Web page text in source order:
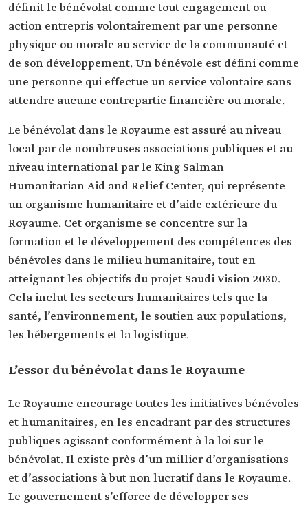
définit le bénévolat comme tout engagement ou
action entrepris volontairement par une personne
physique ou morale au service de la communauté et
de son développement. Un bénévole est défini comme
une personne qui effectue un service volontaire sans
attendre aucune contrepartie financière ou morale.
Le bénévolat dans le Royaume est assuré au niveau
local par de nombreuses associations publiques et au
niveau international par le King Salman
Humanitarian Aid and Relief Center, qui représente
un organisme humanitaire et d’aide extérieure du
Royaume. Cet organisme se concentre sur la
formation et le développement des compétences des
bénévoles dans le milieu humanitaire, tout en
atteignant les objectifs du projet Saudi Vision 2030.
Cela inclut les secteurs humanitaires tels que la
santé, l’environnement, le soutien aux populations,
les hébergements et la logistique.
L’essor du bénévolat dans le Royaume
Le Royaume encourage toutes les initiatives bénévoles
et humanitaires, en les encadrant par des structures
publiques agissant conformément à la loi sur le
bénévolat. Il existe près d’un millier d’organisations
et d’associations à but non lucratif dans le Royaume.
Le gouvernement s’efforce de développer ses